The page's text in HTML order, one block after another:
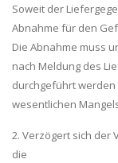
Soweit der
Abnahme für den
Die Abnahme muss
nach Meldung des
durchgeführt
wesentlichen
2. Verzögert sich der
die